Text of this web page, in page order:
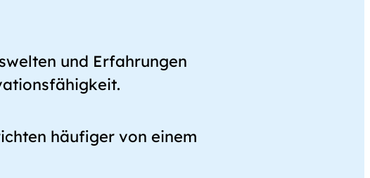
und Erfahrungen
häufiger von einem